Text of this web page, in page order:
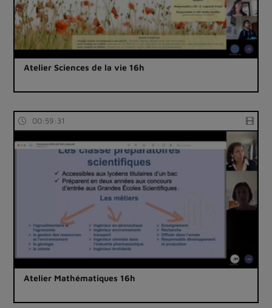
Atelier Sciences de la vie 16h
00:59:31
Atelier Mathématiques 16h